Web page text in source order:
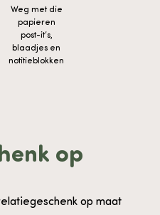
Weg met die
papieren
post-it’s,
blaadjes en
notitieblokken
op
op maat